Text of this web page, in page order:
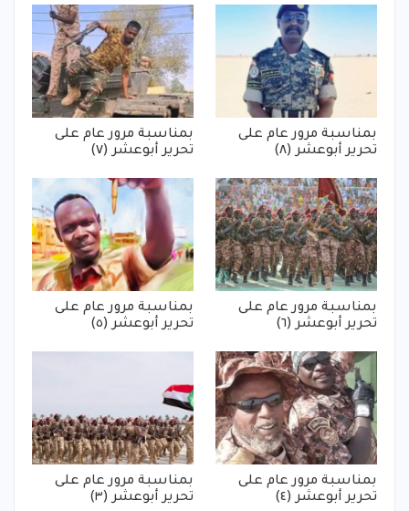
بمناسبة مرور عام على
تحرير أبوعشر (٨)
بمناسبة مرور عام على
تحرير أبوعشر (٧)
بمناسبة مرور عام على
تحرير أبوعشر (٦)
بمناسبة مرور عام على
تحرير أبوعشر (٥)
بمناسبة مرور عام على
تحرير أبوعشر (٤)
بمناسبة مرور عام على
تحرير أبوعشر (٣)